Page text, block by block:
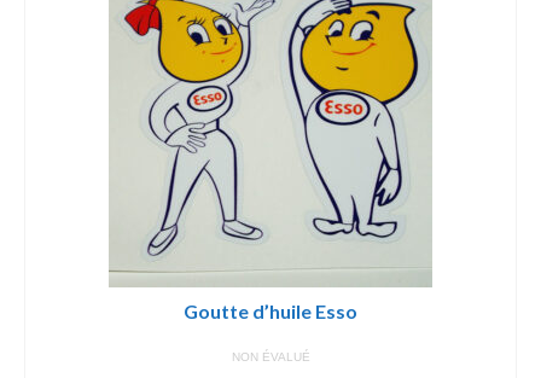
Goutte d’huile Esso
NON ÉVALUÉ